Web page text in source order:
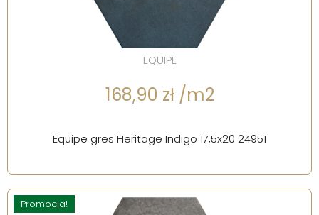
EQUIPE
168,90 zł /m2
Equipe gres Heritage Indigo 17,5x20 24951
Promocja!